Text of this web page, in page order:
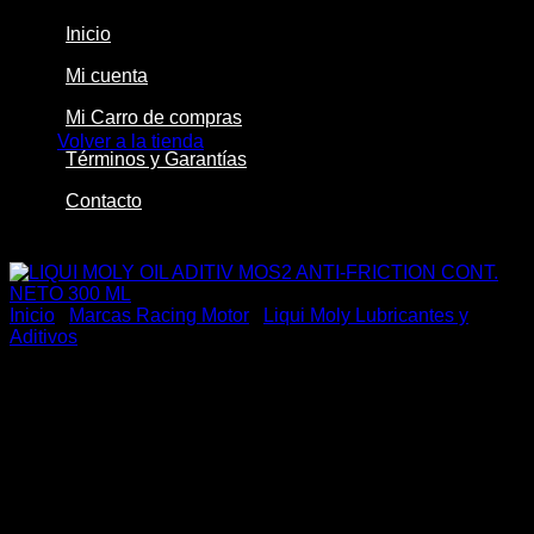
Volver a la tienda
Inicio
Mi cuenta
Mi Carro de compras
Términos y Garantías
Contacto
Inicio Marcas Racing Motor
Liqui Moly Lubricantes y
Aditivos